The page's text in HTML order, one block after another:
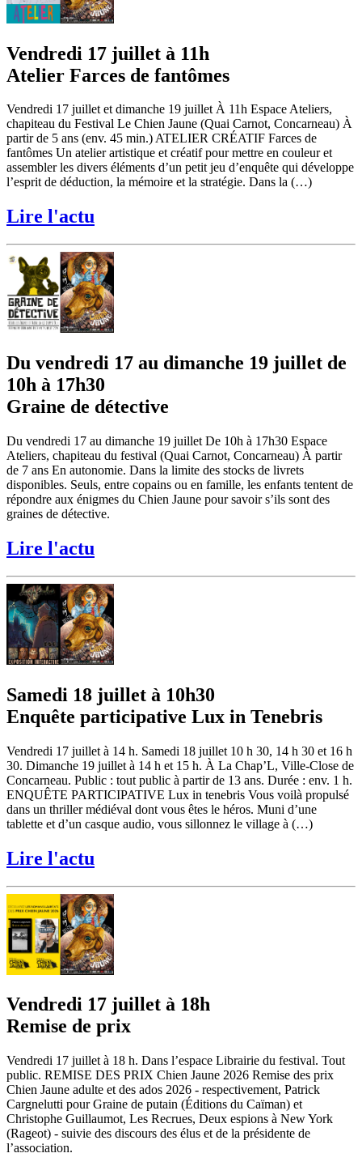
Vendredi 17 juillet à 11h
Atelier Farces de fantômes
Vendredi 17 juillet et dimanche 19 juillet À 11h Espace Ateliers,
chapiteau du Festival Le Chien Jaune (Quai Carnot, Concarneau) À
partir de 5 ans (env. 45 min.) ATELIER CRÉATIF Farces de
fantômes Un atelier artistique et créatif pour mettre en couleur et
assembler les divers éléments d’un petit jeu d’enquête qui développe
l’esprit de déduction, la mémoire et la stratégie. Dans la (…)
Lire l'actu
Du vendredi 17 au dimanche 19 juillet de
10h à 17h30
Graine de détective
Du vendredi 17 au dimanche 19 juillet De 10h à 17h30 Espace
Ateliers, chapiteau du festival (Quai Carnot, Concarneau) À partir
de 7 ans En autonomie. Dans la limite des stocks de livrets
disponibles. Seuls, entre copains ou en famille, les enfants tentent de
répondre aux énigmes du Chien Jaune pour savoir s’ils sont des
graines de détective.
Lire l'actu
Samedi 18 juillet à 10h30
Enquête participative Lux in Tenebris
Vendredi 17 juillet à 14 h. Samedi 18 juillet 10 h 30, 14 h 30 et 16 h
30. Dimanche 19 juillet à 14 h et 15 h. À La Chap’L, Ville-Close de
Concarneau. Public : tout public à partir de 13 ans. Durée : env. 1 h.
ENQUÊTE PARTICIPATIVE Lux in tenebris Vous voilà propulsé
dans un thriller médiéval dont vous êtes le héros. Muni d’une
tablette et d’un casque audio, vous sillonnez le village à (…)
Lire l'actu
Vendredi 17 juillet à 18h
Remise de prix
Vendredi 17 juillet à 18 h. Dans l’espace Librairie du festival. Tout
public. REMISE DES PRIX Chien Jaune 2026 Remise des prix
Chien Jaune adulte et des ados 2026 - respectivement, Patrick
Cargnelutti pour Graine de putain (Éditions du Caïman) et
Christophe Guillaumot, Les Recrues, Deux espions à New York
(Rageot) - suivie des discours des élus et de la présidente de
l’association.